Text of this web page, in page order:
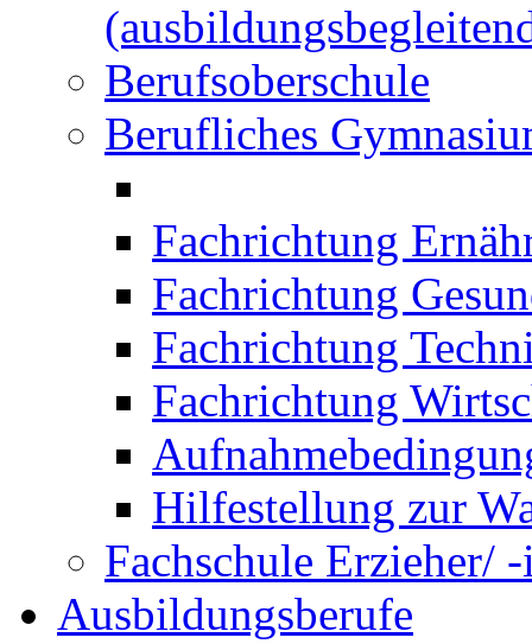
Berufsoberschule
Berufliches
Fachrichtung
Fachrichtung
Fachrichtung
Fachrichtung
Hilfestellung zur
Fachschule Erzieher/
Ausbildungsberufe